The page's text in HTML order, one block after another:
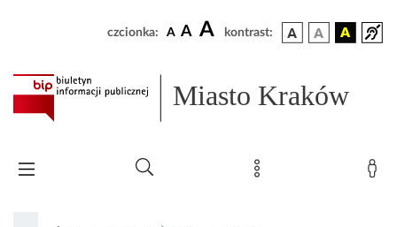
czcionka: A A A kontrast:
Miasto Kraków